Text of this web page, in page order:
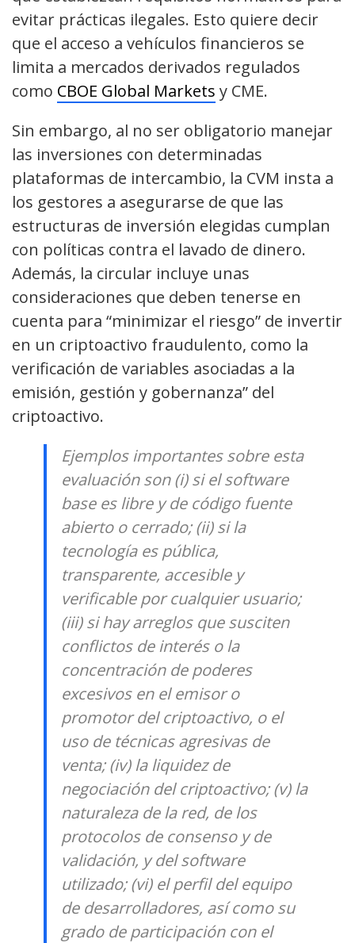
evitar prácticas ilegales. Esto quiere decir
que el acceso a vehículos financieros se
limita a mercados derivados regulados
como CBOE Global Markets y CME.
Sin embargo, al no ser obligatorio manejar
las inversiones con determinadas
plataformas de intercambio, la CVM insta a
los gestores a asegurarse de que las
estructuras de inversión elegidas cumplan
con políticas contra el lavado de dinero.
Además, la circular incluye unas
consideraciones que deben tenerse en
cuenta para “minimizar el riesgo” de invertir
en un criptoactivo fraudulento, como la
verificación de variables asociadas a la
emisión, gestión y gobernanza” del
criptoactivo.
Ejemplos importantes sobre esta
evaluación son (i) si el software
base es libre y de código fuente
abierto o cerrado; (ii) si la
tecnología es pública,
transparente, accesible y
verificable por cualquier usuario;
(iii) si hay arreglos que susciten
conflictos de interés o la
concentración de poderes
excesivos en el emisor o
promotor del criptoactivo, o el
uso de técnicas agresivas de
venta; (iv) la liquidez de
negociación del criptoactivo; (v) la
naturaleza de la red, de los
protocolos de consenso y de
validación, y del software
utilizado; (vi) el perfil del equipo
de desarrolladores, así como su
grado de participación con el